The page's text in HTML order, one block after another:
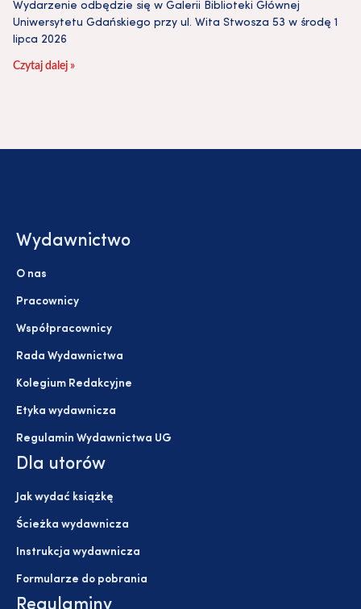
Wydarzenie odbędzie się w Galerii Biblioteki Głównej
Uniwersytetu Gdańskiego przy ul. Wita Stwosza 53 w środę 1
lipca 2026
Czytaj dalej »
Wydawnictwo
O nas
Pracownicy
Współpracownicy
Rada Wydawnictwa
Kolegium Redakcyjne
Etyka wydawnicza
Regulamin Wydawnictwa UG
Dla utorów
Jak wydać książkę
Ścieżka wydawnicza
Instrukcja wydawnicza
Formularze do pobrania
Regulaminy